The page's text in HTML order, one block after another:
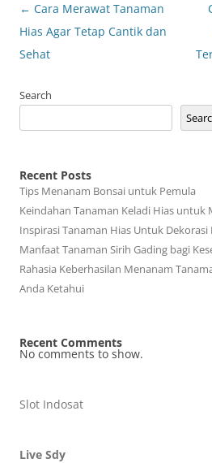
Post
navigation
← Cara Merawat Tanaman
Hias Agar Tetap Cantik dan
Sehat
Search
Recent Posts
Tips Menanam Bonsai untuk Pemula
Keindahan Tanaman Keladi Hias untuk
Inspirasi Tanaman Hias Untuk Dekorasi
Manfaat Tanaman Sirih Gading bagi
Rahasia Keberhasilan Menanam
Anda Ketahui
Recent Comments
No comments to show.
Slot Indosat
Live Sdy